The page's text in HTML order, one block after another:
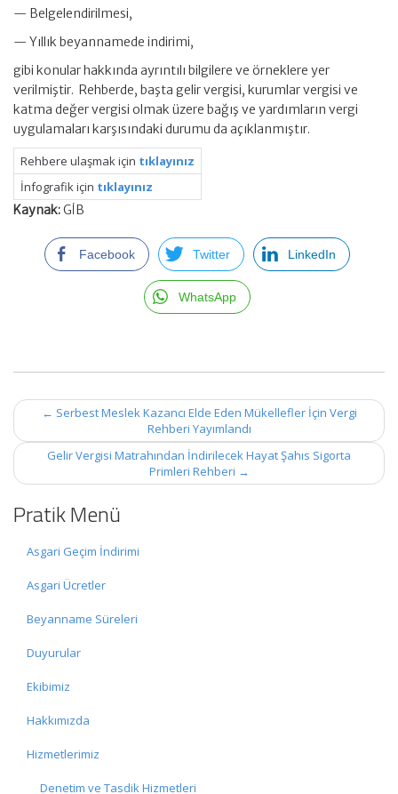
— Belgelendirilmesi,
— Yıllık beyannamede indirimi,
gibi konular hakkında ayrıntılı bilgilere ve örneklere yer
verilmiştir. Rehberde, başta gelir vergisi, kurumlar vergisi ve
katma değer vergisi olmak üzere bağış ve yardımların vergi
uygulamaları karşısındaki durumu da açıklanmıştır.
Rehbere ulaşmak için tıklayınız
İnfografik için tıklayınız
Kaynak:GİB
Facebook Twitter LinkedIn
WhatsApp
Post
navigation
← Serbest Meslek Kazancı Elde Eden Mükellefler İçin Vergi
Rehberi Yayımlandı
Gelir Vergisi Matrahından İndirilecek Hayat Şahıs Sigorta
Primleri Rehberi →
Pratik Menü
Asgari Geçim İndirimi
Asgari Ücretler
Beyanname Süreleri
Duyurular
Ekibimiz
Hakkımızda
Hizmetlerimiz
Denetim ve Tasdik Hizmetleri